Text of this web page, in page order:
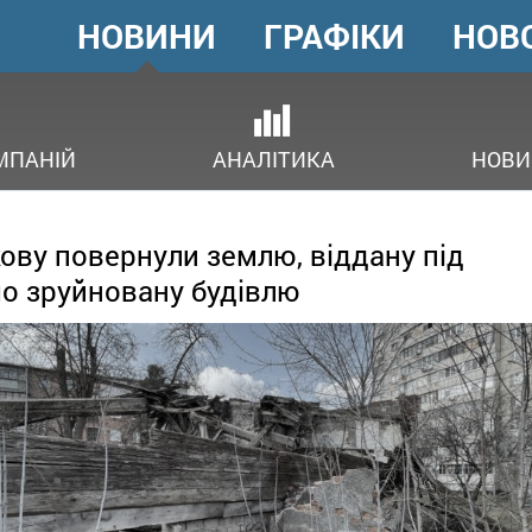
ГОЛОВНЕ
МЕНЮ
НОВИНИ
АНАЛІТИКА
ГРАФІКИ
повернули землю, віддану під
зруйновану будівлю